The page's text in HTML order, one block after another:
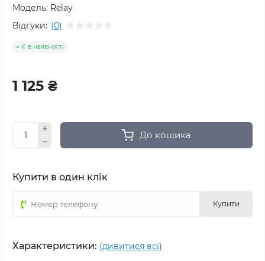
Модель: Relay
Відгуки: (0)
Є в наявності
1 125 ₴
До кошика
Купити в один клік
Купити
Характеристики: (дивитися всі)